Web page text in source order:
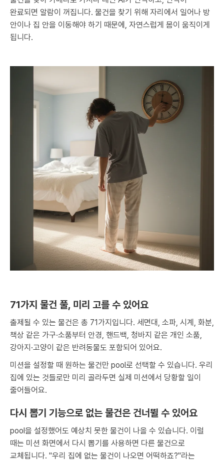
완료되면 알람이 꺼집니다. 물건을 찾기 위해 자리에서 일어나 방
안이나 집 안을 이동해야 하기 때문에, 자연스럽게 몸이 움직이게
됩니다.
71가지 물건 풀, 미리 고를 수 있어요
출제될 수 있는 물건은 총 71가지입니다. 세면대, 소파, 시계, 화분,
책상 같은 가구·소품부터 안경, 핸드백, 청바지 같은 개인 소품,
강아지·고양이 같은 반려동물도 포함되어 있어요.
미션을 설정할 때 원하는 물건만 pool로 선택할 수 있습니다. 우리
집에 있는 것들로만 미리 골라두면 실제 미션에서 당황할 일이
줄어들어요.
다시 뽑기 기능으로 없는 물건은 건너뛸 수 있어요
pool을 설정했어도 예상치 못한 물건이 나올 수 있습니다. 이럴
때는 미션 화면에서 다시 뽑기를 사용하면 다른 물건으로
교체됩니다. "우리 집에 없는 물건이 나오면 어떡하죠?"라는